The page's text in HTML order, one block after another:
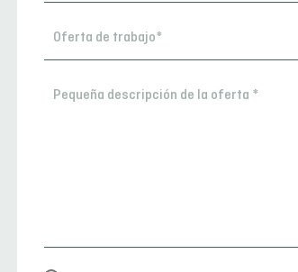
Persona
Pequeña